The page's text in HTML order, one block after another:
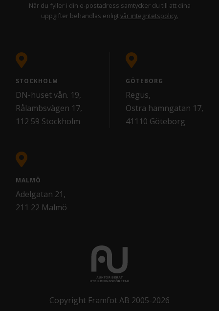
När du fyller i din e-postadress samtycker du till att dina
uppgifter behandlas enligtvår integritetspolicy.
STOCKHOLM
DN-huset vån. 19,
Rålambsvägen 17,
112 59 Stockholm
GÖTEBORG
Regus,
Östra hamngatan 17,
41110 Göteborg
MALMÖ
Adelgatan 21,
211 22 Malmö
Copyright Framfot AB 2005-2026